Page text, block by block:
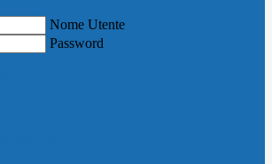
Nome Utente
Password